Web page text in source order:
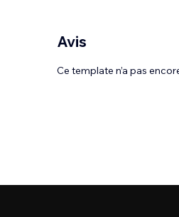
Avis
Ce template n’a pas